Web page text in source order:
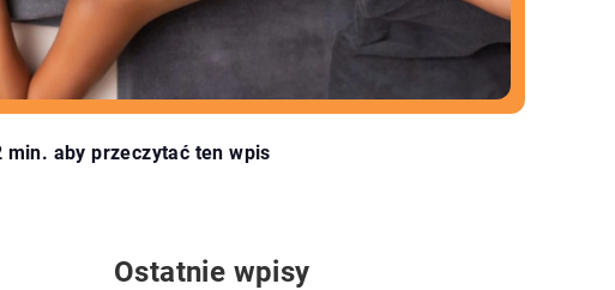
min. aby przeczytać ten wpis
Ostatnie wpisy